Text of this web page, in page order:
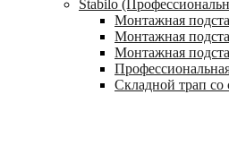
Stabilo
Монтажная
Монтажная
Монтажная
Складной трап со